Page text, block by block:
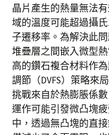
晶片產生的熱量無法
域的溫度可能超過攝
子遷移率。為解決此
堆疊層之間嵌入微型
高的鑽石複合材料作
調節（DVFS）策略來
挑戰來自於熱膨脹係
運作可能引發微凸塊
中，透過無凸塊的直